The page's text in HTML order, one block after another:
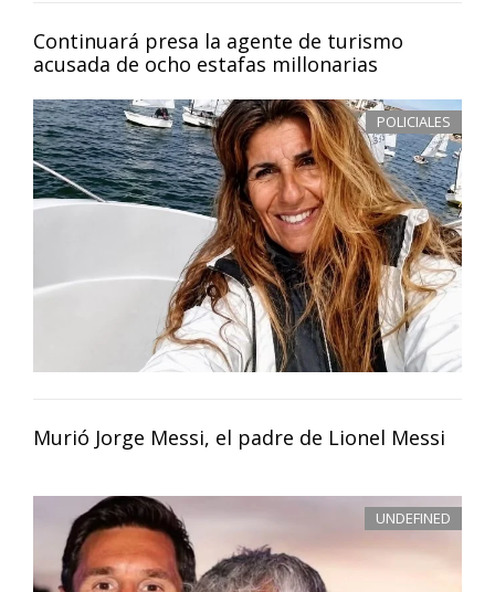
Continuará presa la agente de turismo
acusada de ocho estafas millonarias
POLICIALES
Murió Jorge Messi, el padre de Lionel Messi
UNDEFINED